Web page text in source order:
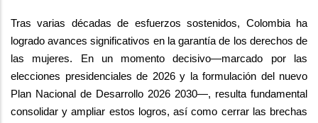
Tras varias décadas de esfuerzos sostenidos, Colombia ha
logrado avances significativos en la garantía de los derechos de
las mujeres. En un momento decisivo—marcado por las
elecciones presidenciales de 2026 y la formulación del nuevo
Plan Nacional de Desarrollo 2026 2030—, resulta fundamental
consolidar y ampliar estos logros, así como cerrar las brechas